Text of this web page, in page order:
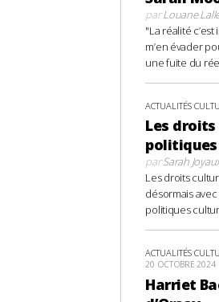
parLouane
"La réalité
m’en évader
une fuite du
ACTUALITÉS
Les
parSarah
Les droits
désormais
politiques
ACTUALITÉS
20 OCTOBRE 2024
Harriet